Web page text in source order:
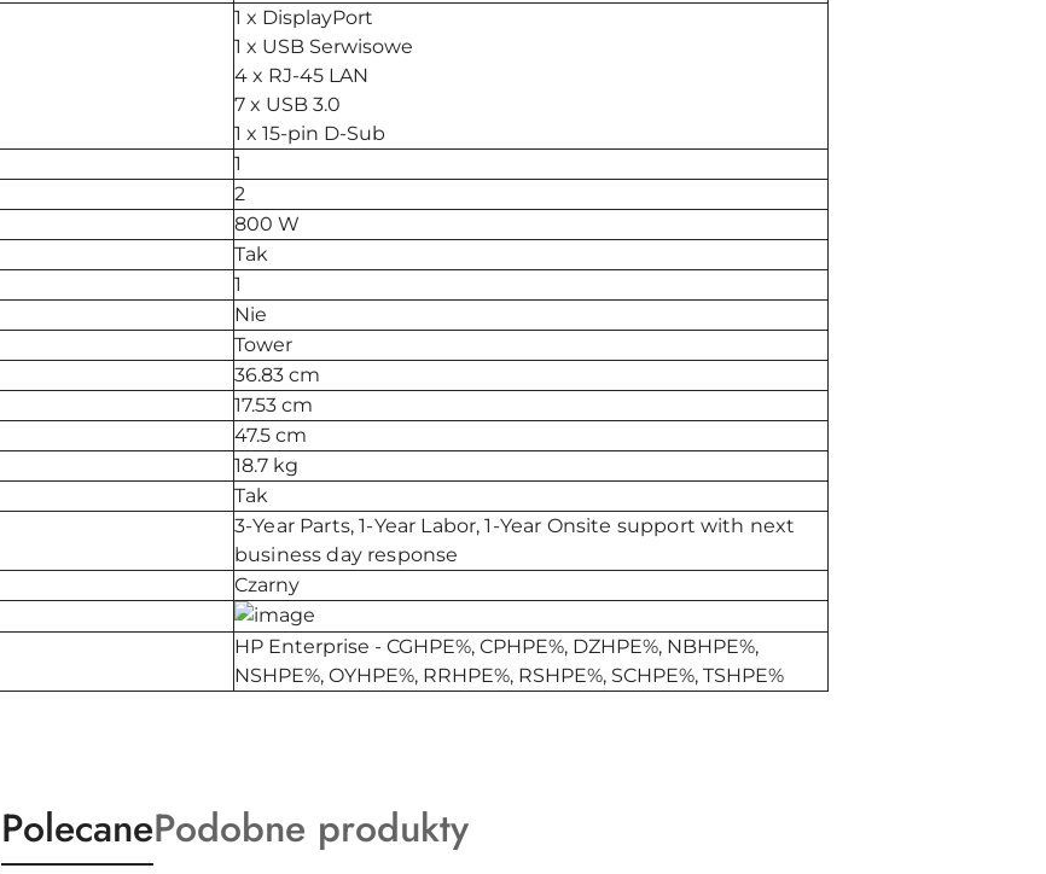
1 x DisplayPort
1 x USB Serwisowe
4 x RJ-45 LAN
7 x USB 3.0
1 x 15-pin D-Sub
1
2
800 W
Tak
1
Nie
Tower
36.83 cm
17.53 cm
47.5 cm
18.7 kg
Tak
3-Year Parts, 1-Year Labor, 1-Year Onsite support with next
business day response
Czarny
HP Enterprise - CGHPE%, CPHPE%, DZHPE%, NBHPE%,
NSHPE%, OYHPE%, RRHPE%, RSHPE%, SCHPE%, TSHPE%
Produkty
PolecaneProdukty
Podobne produkty